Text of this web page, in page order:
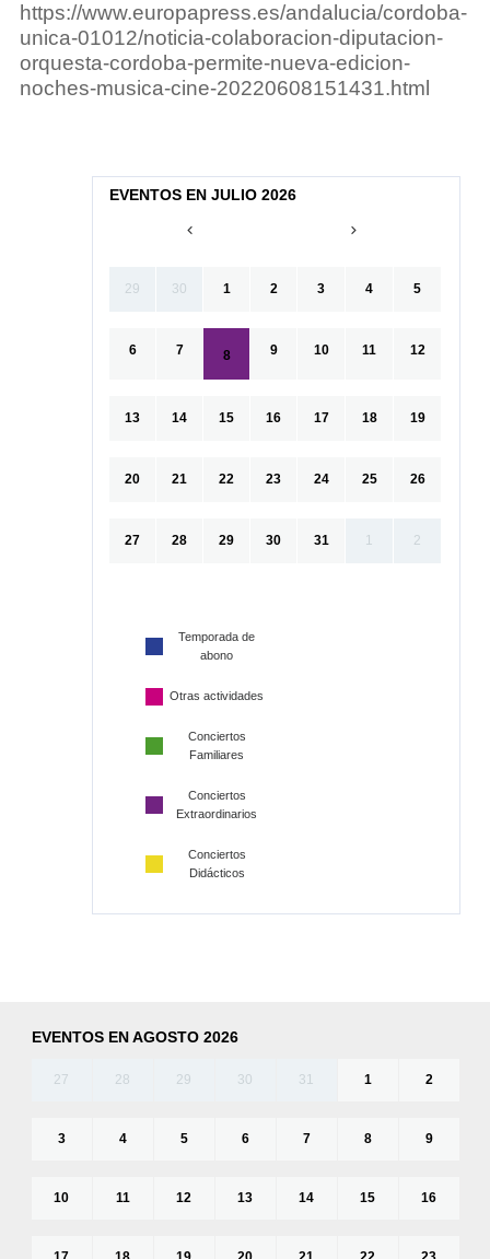
https://www.europapress.es/andalucia/cordoba-
unica-01012/noticia-colaboracion-diputacion-
orquesta-cordoba-permite-nueva-edicion-
noches-musica-cine-20220608151431.html
EVENTOS EN JULIO 2026
29 30 1 2 3 4 5
6 7 8 9 10 11 12
13 14 15 16 17 18 19
20 21 22 23 24 25 26
27 28 29 30 31 1 2
Temporada de
abono
Otras actividades
Conciertos
Familiares
Conciertos
Extraordinarios
Conciertos
Didácticos
EVENTOS EN AGOSTO 2026
27 28 29 30 31 1 2
3 4 5 6 7 8 9
10 11 12 13 14 15 16